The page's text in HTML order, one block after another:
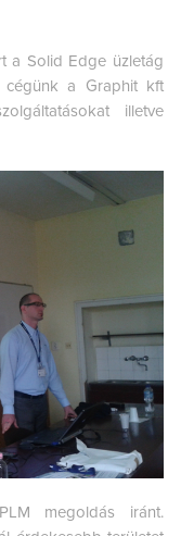
a Solid Edge üzletág
cégünk a Graphit kft
illetve
megoldás iránt.